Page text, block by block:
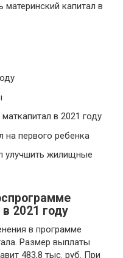
капитал в
в 2021 году
на первого ребенка
улучшить жилищные
2021 году
в программе
Размер выплаты
483,8 тыс. руб. При